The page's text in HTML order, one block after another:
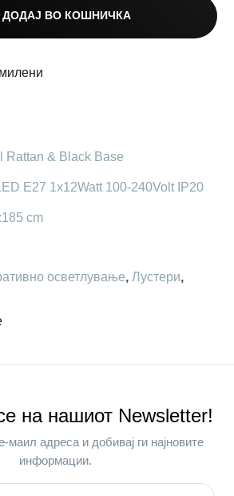
ДОДАЈ ВО КОШНИЧКА
Rattan & Black Base
E27 1x12Watt 100-240Volt IP20
cm
осветлување, Лустери,
на нашиот Newsletter!
маил адреса и добивај ги најновите
информации.